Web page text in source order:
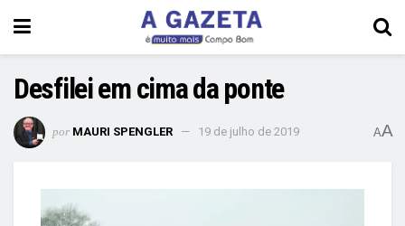
Desfilei em cima da ponte
por MAURI SPENGLER 19 de julho de 2019 AA